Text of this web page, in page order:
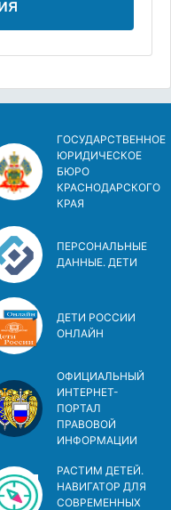
ГОСУДАРСТВЕННОЕ
ЮРИДИЧЕСКОЕ
БЮРО
КРАСНОДАРСКОГО
КРАЯ
ПЕРСОНАЛЬНЫЕ
ДАННЫЕ. ДЕТИ
ДЕТИ РОССИИ
ОНЛАЙН
ОФИЦИАЛЬНЫЙ
ИНТЕРНЕТ-
ПОРТАЛ
ПРАВОВОЙ
ИНФОРМАЦИИ
РАСТИМ ДЕТЕЙ.
НАВИГАТОР ДЛЯ
СОВРЕМЕННЫХ